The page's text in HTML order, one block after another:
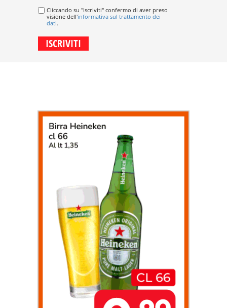
Cliccando su "Iscriviti" confermo di aver preso
visione dell'informativa sul trattamento dei
dati.